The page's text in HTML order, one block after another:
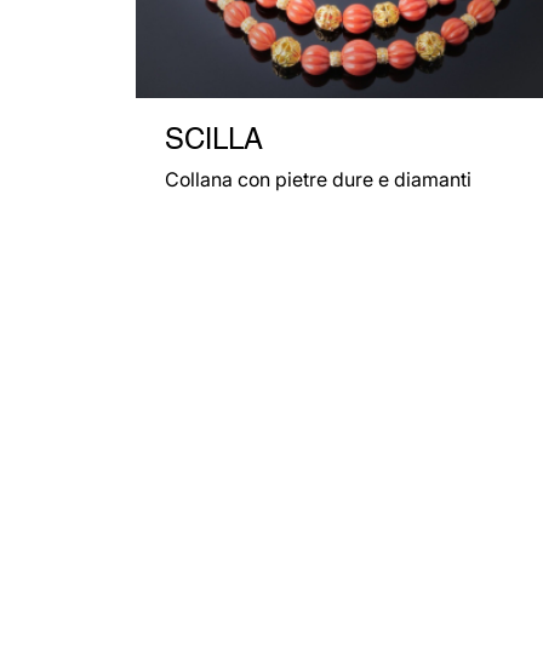
SCILLA
Collana con pietre dure e diamanti